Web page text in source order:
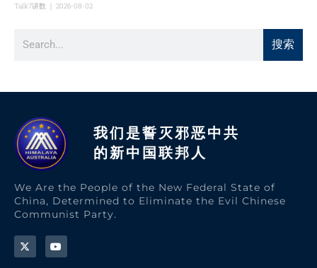
Talk7讲数 2026-08-02
搜索
我们是誓灭邪恶中共
的新中国联邦人​
We Are the People of the New Federal State of
China, Determined to Eliminate the Evil Chinese
Communist Party.